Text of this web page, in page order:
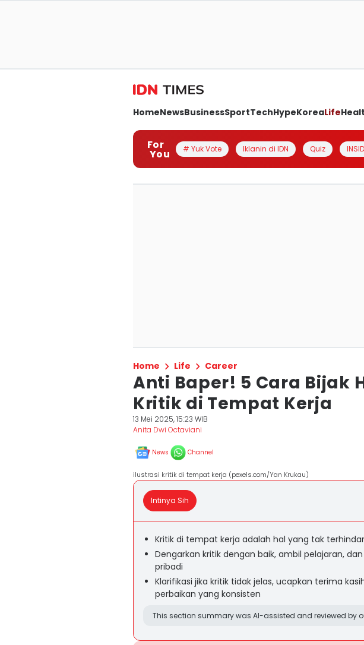
HomeNewsBusinessSportTechHypeKoreaLife
For
You # Yuk Vote Iklanin di IDN Quiz
Home Life Career
Anti Baper! 5 Cara Bijak
Kritik di Tempat Kerja
13 Mei 2025, 15:23 WIB
Anita Dwi Octaviani
News Channel
ilustrasi kritik di tempat kerja (pexels.com/Yan Krukau)
Intinya Sih
Kritik di tempat kerja adalah hal yang tak
Dengarkan kritik dengan baik, ambil pelajaran,
pribadi
Klarifikasi jika kritik tidak jelas, ucapkan terima
perbaikan yang konsisten
This section summary was AI-assisted and reviewed by